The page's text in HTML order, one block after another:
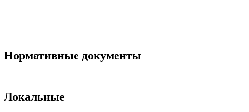
Нормативные документы
Локальные